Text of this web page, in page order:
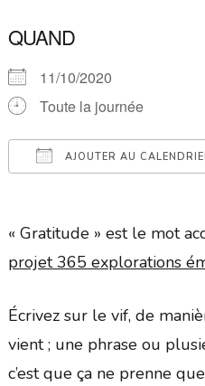
QUAND
11/10/2020
Toute la journée
AJOUTER AU
« Gratitude » est le mot
projet 365 explorations
Écrivez sur le vif, de
vient ; une phrase ou
c’est que ça ne prenne